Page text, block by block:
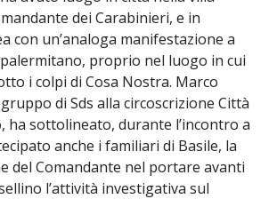
dei Carabinieri, e in
con un’analoga manifestazione a
proprio nel luogo in cui
i colpi di Cosa Nostra. Marco
di Sds alla circoscrizione Città
ha sottolineato, durante l’incontro a
anche i familiari di Basile, la
del Comandante nel portare avanti
l’attività investigativa sul